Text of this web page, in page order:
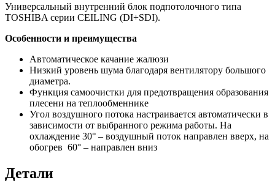
Универсальный внутренний блок подпотолочного типа
TOSHIBA серии CEILING (DI+SDI).
Особенности и преимущества
Автоматическое качание жалюзи
Низкий уровень шума благодаря вентилятору большого
диаметра.
Функция самоочистки для предотвращения образования
плесени на теплообменнике
Угол воздушного потока настраивается автоматически в
зависимости от выбранного режима работы. На
охлаждение 30° – воздушный поток направлен вверх, на
обогрев 60° – направлен вниз
Детали